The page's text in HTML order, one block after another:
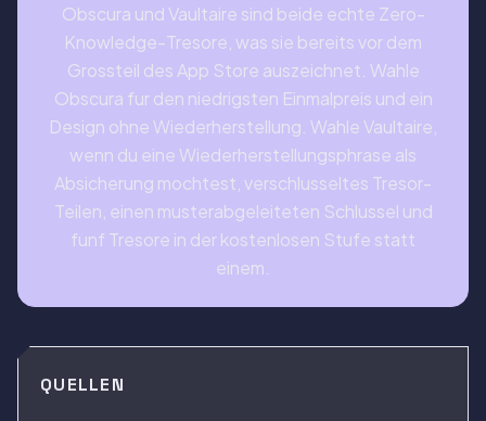
Obscura und Vaultaire sind beide echte Zero-
Knowledge-Tresore, was sie bereits vor dem
Grossteil des App Store auszeichnet. Wahle
Obscura fur den niedrigsten Einmalpreis und ein
Design ohne Wiederherstellung. Wahle Vaultaire,
wenn du eine Wiederherstellungsphrase als
Absicherung mochtest, verschlusseltes Tresor-
Teilen, einen musterabgeleiteten Schlussel und
funf Tresore in der kostenlosen Stufe statt
einem.
QUELLEN